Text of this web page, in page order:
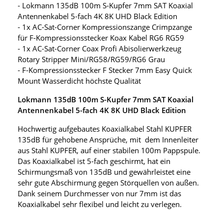
- Lokmann 135dB 100m S-Kupfer 7mm SAT Koaxial
Antennenkabel 5-fach 4K 8K UHD Black Edition
- 1x AC-Sat-Corner Kompressionszange Crimpzange
für F-Kompressionsstecker Koax Kabel RG6 RG59
- 1x AC-Sat-Corner Coax Profi Abisolierwerkzeug
Rotary Stripper Mini/RG58/RG59/RG6 Grau
- F-Kompressionsstecker F Stecker 7mm Easy Quick
Mount Wasserdicht höchste Qualität
Lokmann 135dB 100m S-Kupfer 7mm SAT Koaxial
Antennenkabel 5-fach 4K 8K UHD Black Edition
Hochwertig aufgebautes Koaxialkabel Stahl KUPFER
135dB für gehobene Ansprüche, mit dem Innenleiter
aus Stahl KUPFER, auf einer stabilen 100m Pappspule.
Das Koaxialkabel ist 5-fach geschirmt, hat ein
Schirmungsmaß von 135dB und gewährleistet eine
sehr gute Abschirmung gegen Störquellen von außen.
Dank seinem Durchmesser von nur 7mm ist das
Koaxialkabel sehr flexibel und leicht zu verlegen.